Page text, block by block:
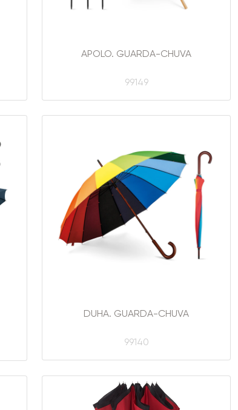
APOLO. GUARDA-CHUVA
99149
DUHA. GUARDA-CHUVA
99140